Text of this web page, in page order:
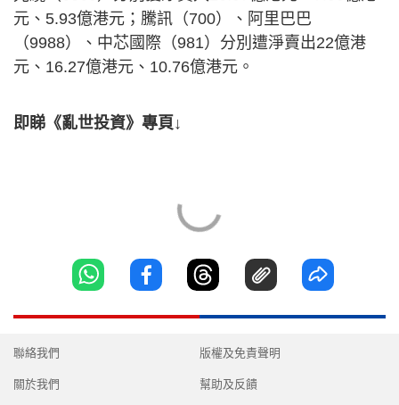
元、5.93億港元；騰訊（700）、阿里巴巴
（9988）、中芯國際（981）分別遭淨賣出22億港
元、16.27億港元、10.76億港元。
即睇《亂世投資》專頁↓
聯絡我們
關於我們
版權及免責聲明
幫助及反饋